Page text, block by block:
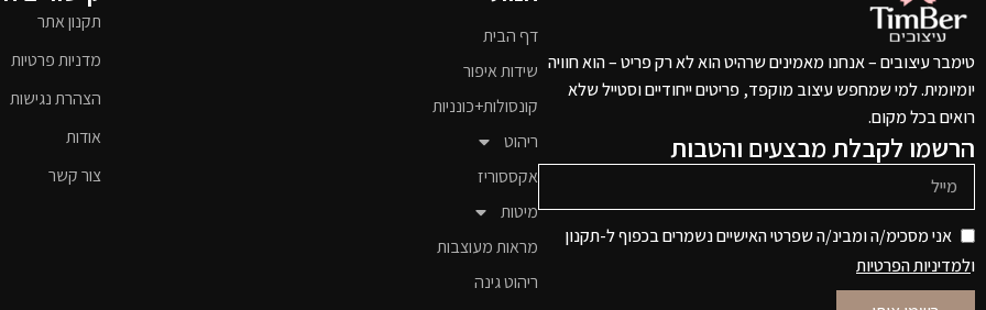
טימבר עיצובים – אנחנו מאמינים שרהיט הוא לא רק פריט – הוא חוויה
יומיומית. למי שמחפש עיצוב מוקפד, פריטים ייחודיים וסטייל שלא
רואים בכל מקום.
הרשמו לקבלת מבצעים והטבות
אני מסכימ/ה ומבינ/ה שפרטי האישיים נשמרים בכפוף ל-תקנון
ולמדיניות הפרטיות
דף הבית
שידות איפור
קונסולות+כונניות
ריהוט
אקססוריז
מיטות
מראות מעוצבות
ריהוט גינה
תקנון אתר
מדניות פרטיות
הצהרת נגישות
אודות
צור קשר